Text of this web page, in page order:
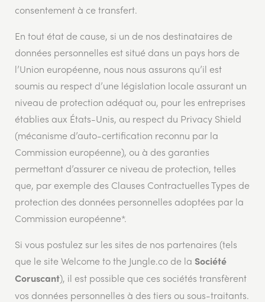
consentement à ce transfert.
En tout état de cause, si un de nos destinataires de
données personnelles est situé dans un pays hors de
l’Union européenne, nous nous assurons qu’il est
soumis au respect d’une législation locale assurant un
niveau de protection adéquat ou, pour les entreprises
établies aux États-Unis, au respect du Privacy Shield
(mécanisme d’auto-certification reconnu par la
Commission européenne), ou à des garanties
permettant d’assurer ce niveau de protection, telles
que, par exemple des Clauses Contractuelles Types de
protection des données personnelles adoptées par la
Commission européenne*.
Si vous postulez sur les sites de nos partenaires (tels
que le site Welcome to the Jungle.co de la Société
Coruscant), il est possible que ces sociétés transfèrent
vos données personnelles à des tiers ou sous-traitants.